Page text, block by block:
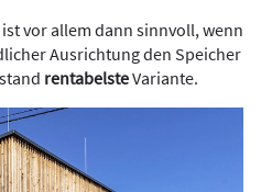
ist vor allem dann sinnvoll, wenn
Ausrichtung den Speicher
rentabelsteVariante.